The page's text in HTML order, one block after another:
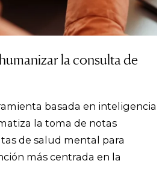
la consulta de
basada en inteligencia
la toma de notas
de salud mental para
más centrada en la